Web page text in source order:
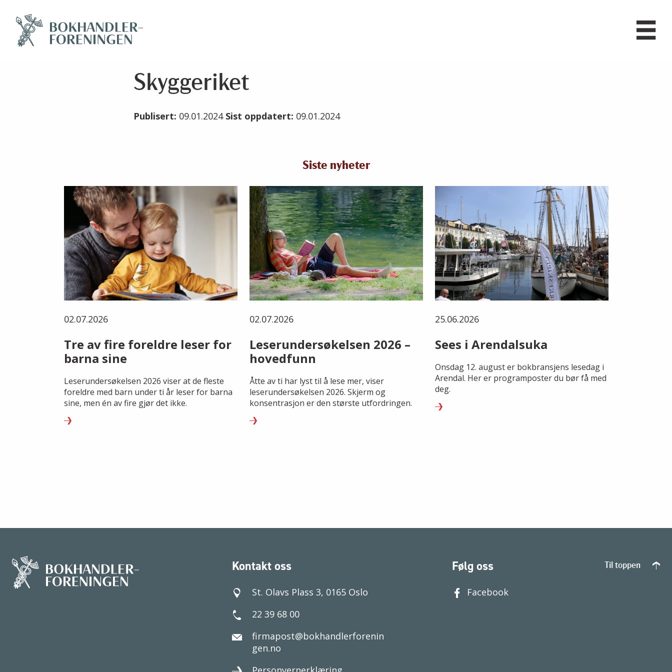
Skyggeriket
Publisert: 09.01.2024 Sist oppdatert: 09.01.2024
Siste nyheter
02.07.2026
Tre av fire foreldre leser for
barna sine
Leserundersøkelsen 2026 viser at de fleste
foreldre med barn under ti år leser for barna
sine, men én av fire gjør det ikke.
02.07.2026
Leserundersøkelsen 2026 –
hovedfunn
Åtte av ti har lyst til å lese mer, viser
leserundersøkelsen 2026. Skjerm og
konsentrasjon er den største utfordringen.
25.06.2026
Sees i Arendalsuka
Onsdag 12. august er bokbransjens lesedag i
Arendal. Her er programposter du bør få med
deg.
Kontakt oss
St. Olavs Plass 3, 0165 Oslo
22 39 68 00
firmapost@bokhandlerforenin
gen.no
Følg oss
Facebook
Til toppen